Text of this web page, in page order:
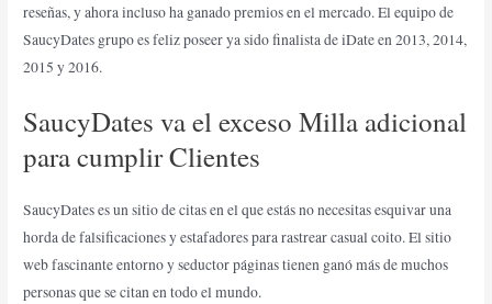
reseñas, y ahora incluso ha ganado premios en el mercado. El equipo de
SaucyDates grupo es feliz poseer ya sido finalista de iDate en 2013, 2014,
2015 y 2016.
SaucyDates va el exceso Milla adicional
para cumplir Clientes
SaucyDates es un sitio de citas en el que estás no necesitas esquivar una
horda de falsificaciones y estafadores para rastrear casual coito. El sitio
web fascinante entorno y seductor páginas tienen ganó más de muchos
personas que se citan en todo el mundo.